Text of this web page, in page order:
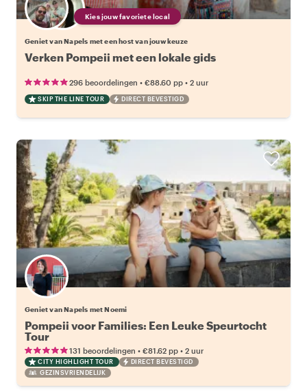
Kies jouw favoriete local
Geniet van Napels met een host van jouw keuze
Verken Pompeii met een lokale gids
296 beoordelingen • €88.60 pp • 2 uur
SKIP THE LINE TOUR DIRECT BEVESTIGD
Geniet van Napels met Noemi
Pompeii voor Families: Een Leuke Speurtocht
Tour
131 beoordelingen • €81.62 pp • 2 uur
CITY HIGHLIGHT TOUR
DIRECT BEVESTIGD
GEZINSVRIENDELIJK